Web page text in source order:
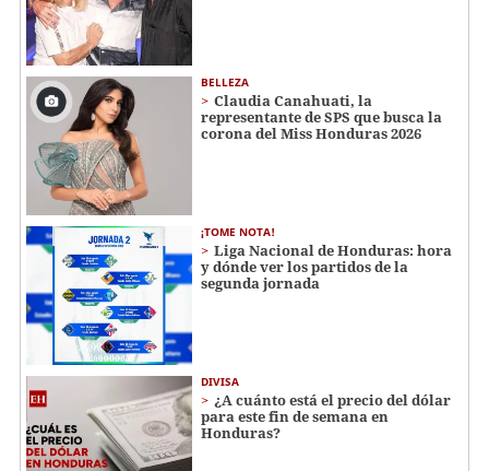
BELLEZA
Claudia Canahuati, la
representante de SPS que busca la
corona del Miss Honduras 2026
¡TOME NOTA!
Liga Nacional de Honduras: hora
y dónde ver los partidos de la
segunda jornada
DIVISA
¿A cuánto está el precio del dólar
para este fin de semana en
Honduras?